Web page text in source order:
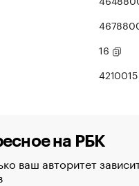
16
4210015
на РБК
ваш авторитет